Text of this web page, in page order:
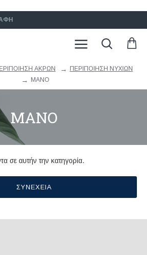
ΑΚΡΩΝ
ΠΕΡΙΠΟΙΗΣΗ ΝΥΧΙΩΝ
ΜΑΝΟ
ΜΑΝΟ
σε αυτήν την κατηγορία.
ΣΥΝΈΧΕΙΑ